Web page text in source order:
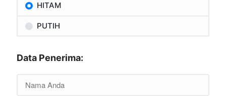
HITAM
PUTIH
Data Penerima: